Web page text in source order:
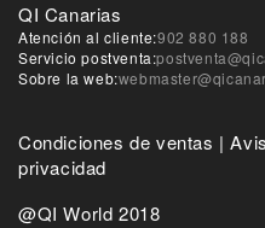
QI Canarias
Atención al cliente:902 880 188
Servicio postventa:
Sobre la web:
Condiciones de ventas |
privacidad
@QI World 2018